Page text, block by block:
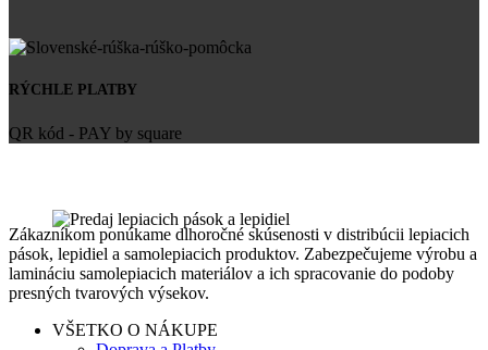
RÝCHLE PLATBY
QR kód - PAY by square
Zákazníkom ponúkame dlhoročné skúsenosti v distribúcii lepiacich
pások, lepidiel a samolepiacich produktov. Zabezpečujeme výrobu a
lamináciu samolepiacich materiálov a ich spracovanie do podoby
presných tvarových výsekov.
VŠETKO O NÁKUPE